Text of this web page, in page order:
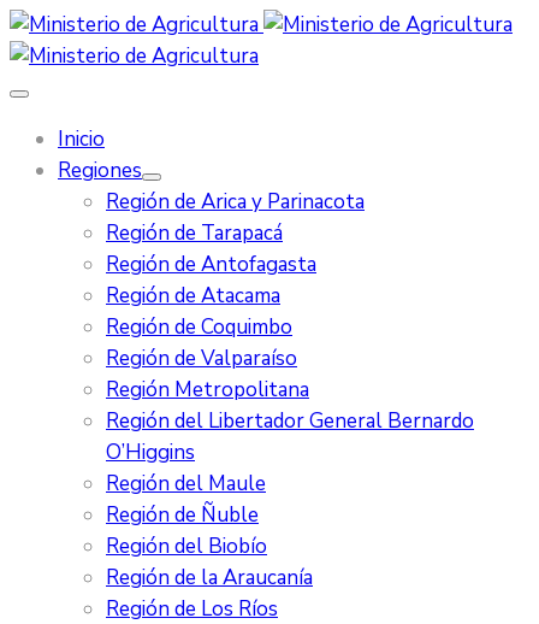
Inicio
Regiones
Región de Arica y Parinacota
Región de Tarapacá
Región de Antofagasta
Región de Atacama
Región de Coquimbo
Región de Valparaíso
Región Metropolitana
Región del Libertador General Bernardo
O’Higgins
Región del Maule
Región de Ñuble
Región del Biobío
Región de la Araucanía
Región de Los Ríos